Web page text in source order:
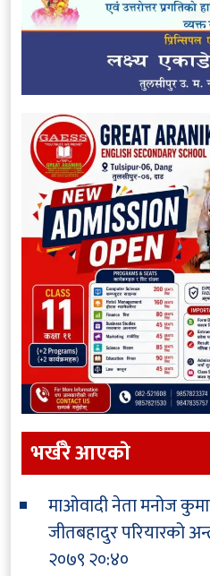
भर्खरै आएकाे
माओवादी नेता मनोज
जीतबहादुर परियारको
२०७९ २०:४०